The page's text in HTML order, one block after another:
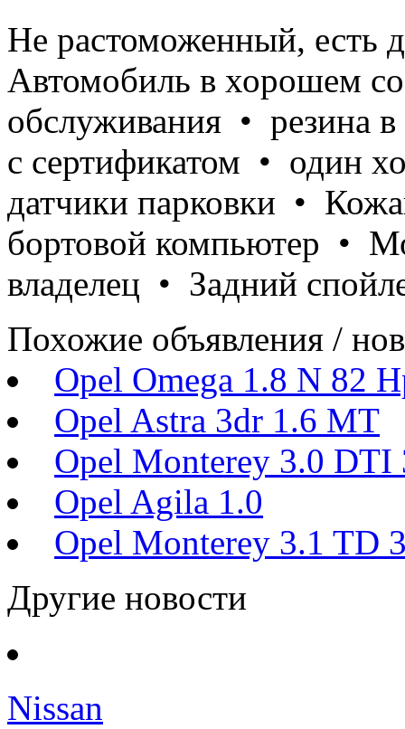
Не растоможенный, есть
Автомобиль в хорошем
обслуживания • резина
с сертификатом • один
датчики парковки •
бортовой компьютер •
владелец • Задний
Похожие объявления /
Opel Omega 1.8 N 82
Opel Astra 3dr 1.6 MT
Opel Monterey 3.0 DTI
Opel Agila 1.0
Opel Monterey 3.1 TD
Другие новости
Nissan